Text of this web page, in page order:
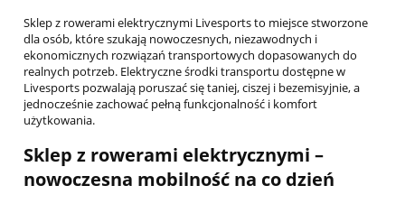
Sklep z rowerami elektrycznymi Livesports to miejsce stworzone
dla osób, które szukają nowoczesnych, niezawodnych i
ekonomicznych rozwiązań transportowych dopasowanych do
realnych potrzeb. Elektryczne środki transportu dostępne w
Livesports pozwalają poruszać się taniej, ciszej i bezemisyjnie, a
jednocześnie zachować pełną funkcjonalność i komfort
użytkowania.
Sklep z rowerami elektrycznymi –
nowoczesna mobilność na co dzień